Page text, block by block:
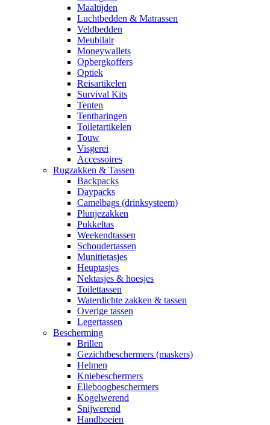
Maaltijden
Luchtbedden & Matrassen
Veldbedden
Meubilair
Moneywallets
Opbergkoffers
Optiek
Reisartikelen
Survival Kits
Tenten
Tentharingen
Toiletartikelen
Touw
Visgerei
Accessoires
Rugzakken & Tassen
Backpacks
Daypacks
Camelbags (drinksysteem)
Plunjezakken
Pukkeltas
Weekendtassen
Schoudertassen
Munitietasjes
Heuptasjes
Nektasjes & hoesjes
Toilettassen
Waterdichte zakken & tassen
Overige tassen
Legertassen
Bescherming
Brillen
Gezichtbeschermers (maskers)
Helmen
Kniebeschermers
Elleboogbeschermers
Kogelwerend
Snijwerend
Handboeien